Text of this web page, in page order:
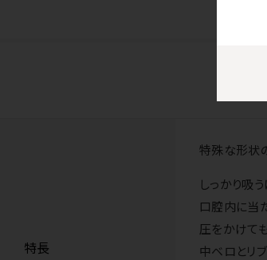
特長
特殊な形状
しっかり吸
口腔内に当
圧をかけて
中ベロとリ